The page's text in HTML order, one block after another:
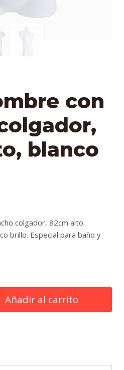
con
blanco
colgador, 82cm alto.
brillo. Especial para baño y
Añadir al carrito